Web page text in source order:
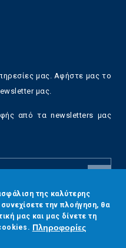
μας. Αφήστε μας το
μας.
από τα newsletters μας
της καλύτερης
την πλοήγηση, θα
μας και μας δίνετε τη
Πληροφορίες